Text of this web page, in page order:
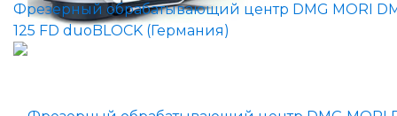
Фрезерный обрабатывающий центр DMG MORI
125 FD duoBLOCK (Германия)